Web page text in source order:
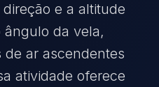
e a altitude
ângulo da vela,
ar ascendentes
atividade oferece